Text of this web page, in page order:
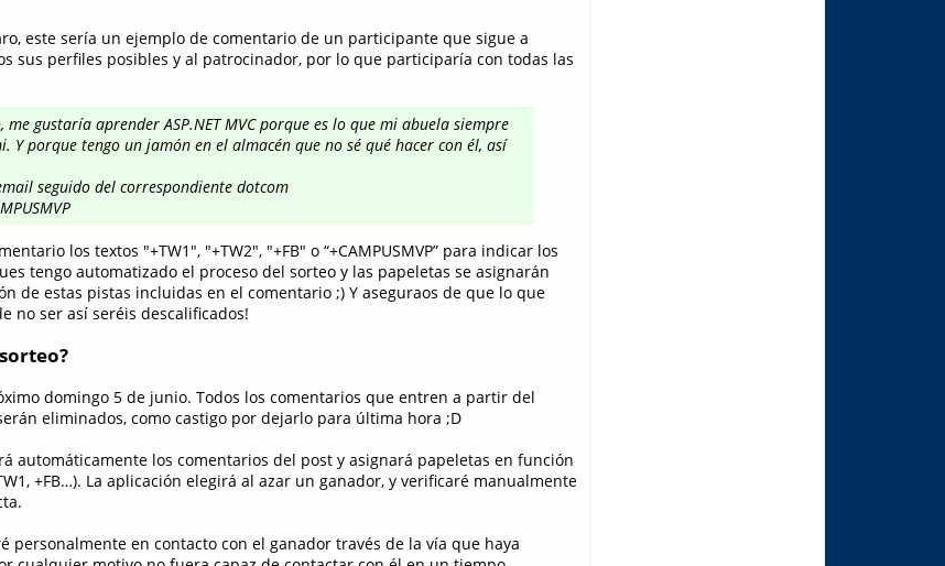
este sería un ejemplo de comentario de un participante que sigue a
sus perfiles posibles y al patrocinador, por lo que participaría con todas las
me gustaría aprender ASP.NET MVC porque es lo que mi abuela siempre
Y porque tengo un jamón en el almacén que no sé qué hacer con él, así
seguido del correspondiente dotcom
los textos "+TW1", "+TW2", "+FB" o “+CAMPUSMVP” para indicar los
tengo automatizado el proceso del sorteo y las papeletas se asignarán
de estas pistas incluidas en el comentario ;) Y aseguraos de que lo que
no ser así seréis descalificados!
domingo 5 de junio. Todos los comentarios que entren a partir del
eliminados, como castigo por dejarlo para última hora ;D
automáticamente los comentarios del post y asignará papeletas en función
+FB…). La aplicación elegirá al azar un ganador, y verificaré manualmente
personalmente en contacto con el ganador través de la vía que haya